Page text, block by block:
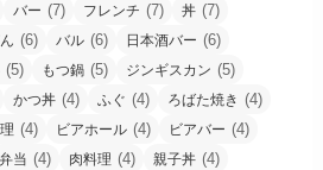
バー (7) フレンチ (7) 丼 (7)
(6) バル (6) 日本酒バー (6)
(5) もつ鍋 (5) ジンギスカン (5)
かつ丼 (4) ふぐ (4) ろばた焼き (4)
(4) ビアホール (4) ビアバー (4)
弁当 (4) 肉料理 (4) 親子丼 (4)